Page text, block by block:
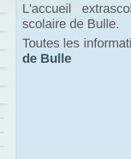
L'accueil
scolaire de Bulle.
Toutes les
de Bulle